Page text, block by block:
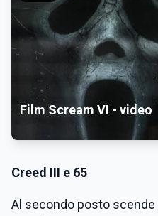
Film Scream VI - video
Creed III e 65
Al secondo posto scende